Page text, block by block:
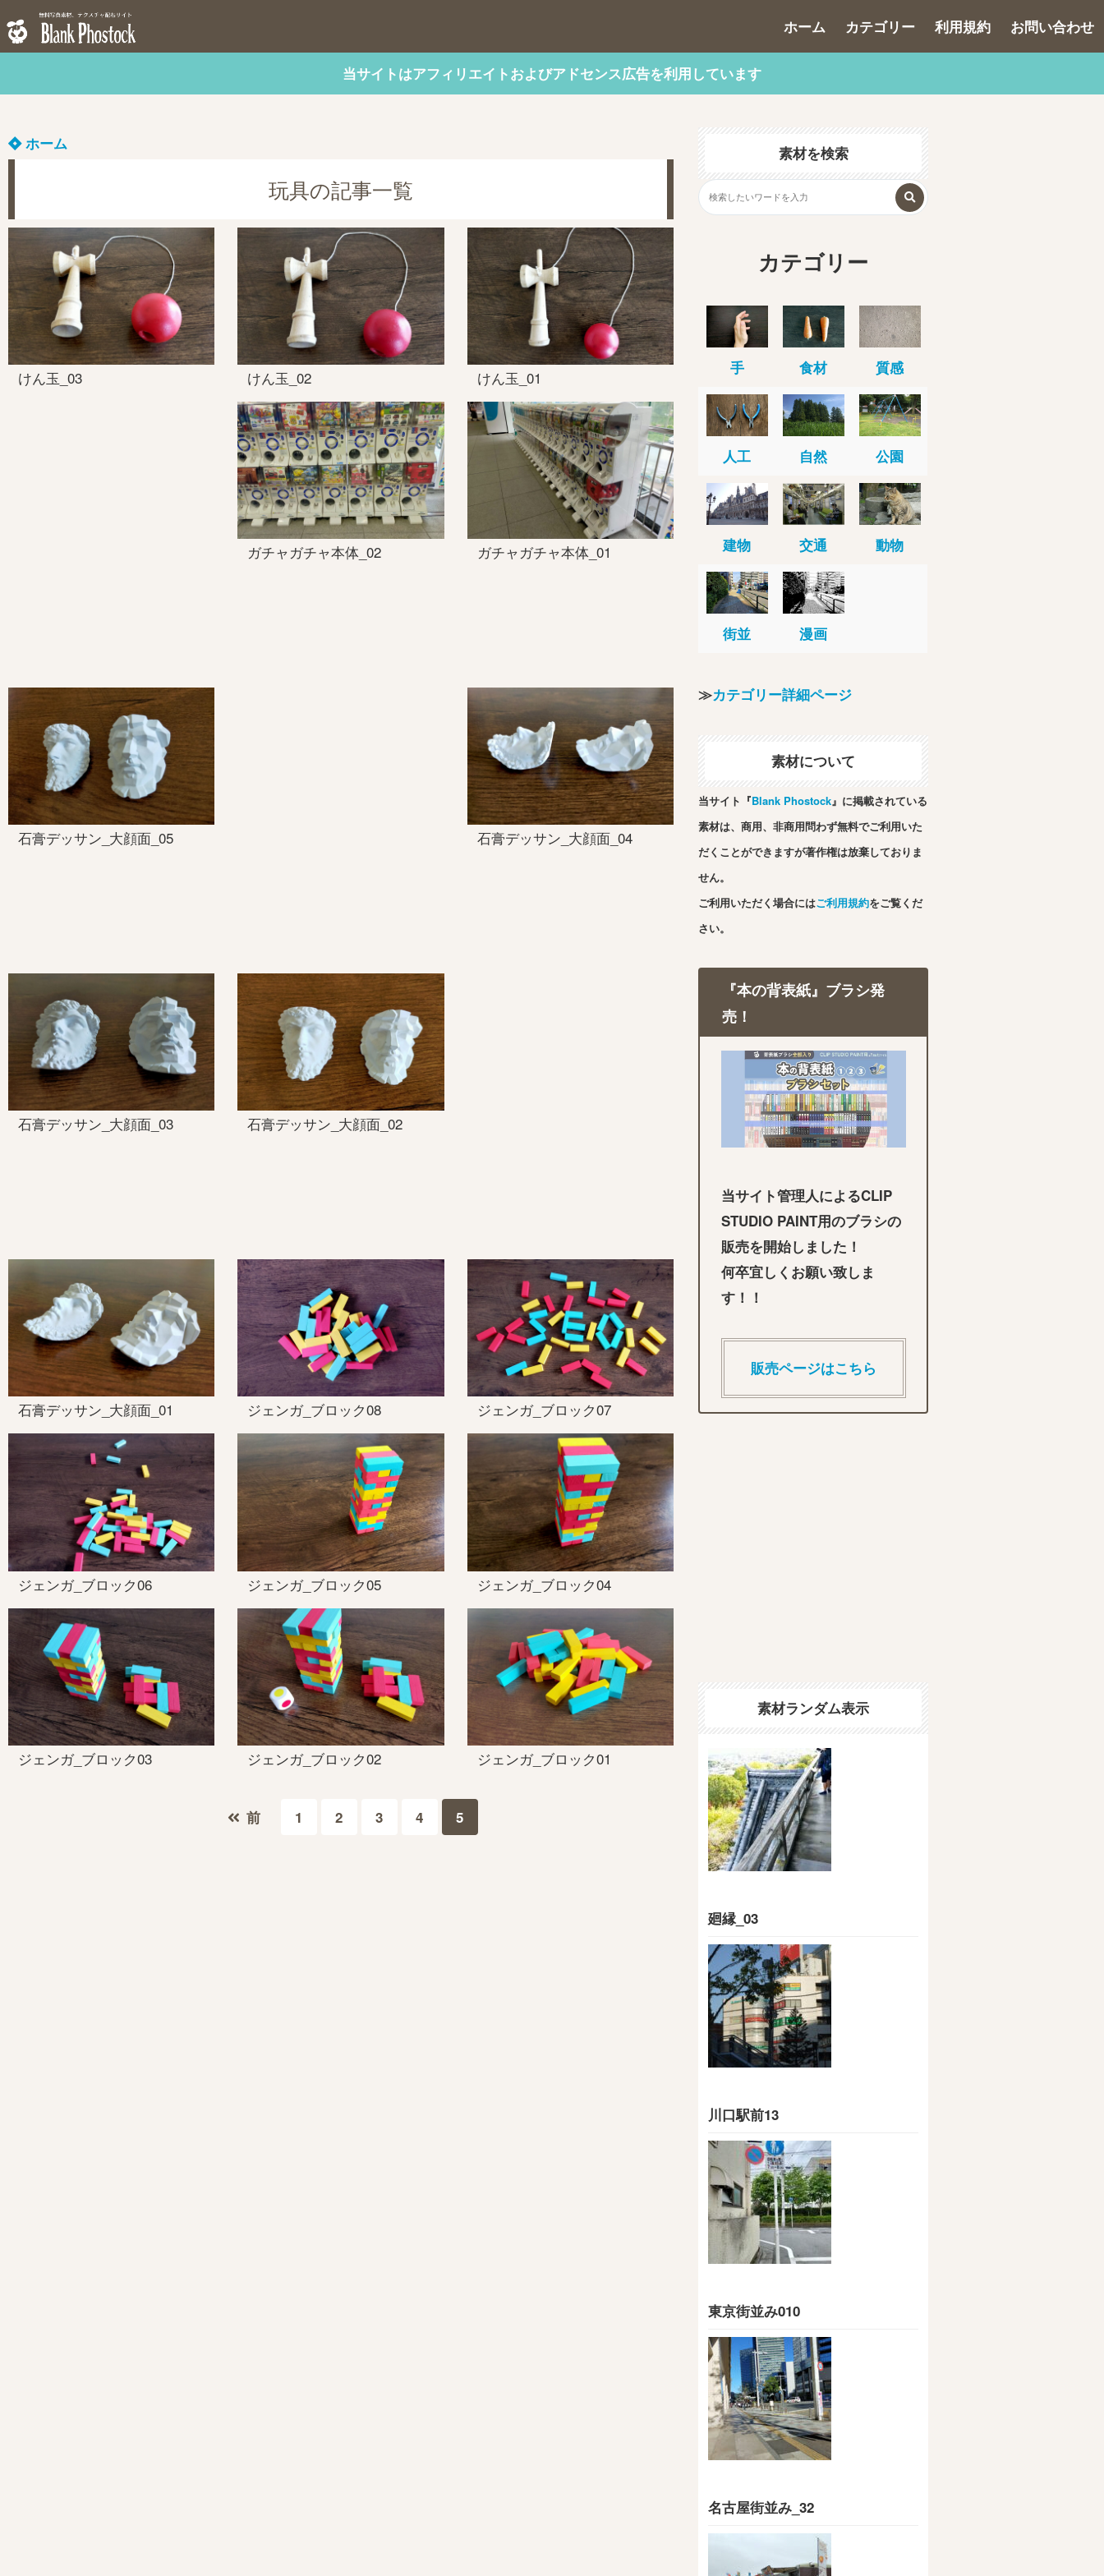
ホーム カテゴリー 利用規約 お問い合わせ
当サイトはアフィリエイトおよびアドセンス広告を利用しています
ホーム
玩具の記事一覧
けん玉_03 けん玉_02 けん玉_01
ガチャガチャ本体_02 ガチャガチャ本体_01
石膏デッサン_大顔面_05 石膏デッサン_大顔面_04
石膏デッサン_大顔面_03 石膏デッサン_大顔面_02
石膏デッサン_大顔面_01 ジェンガ_ブロック08 ジェンガ_ブロック07
ジェンガ_ブロック06 ジェンガ_ブロック05 ジェンガ_ブロック04
ジェンガ_ブロック03 ジェンガ_ブロック02 ジェンガ_ブロック01
前 1 2 3 4 5
素材を検索
カテゴリー
手 食材 質感
人工 自然 公園
建物 交通 動物
街並 漫画
≫カテゴリー詳細ページ
素材について
当サイト『Blank Phostock』に掲載されている
素材は、商用、非商用問わず無料でご利用いた
だくことができますが著作権は放棄しておりま
せん。
ご利用いただく場合にはご利用規約をご覧くだ
さい。
『本の背表紙』ブラシ発
売！
当サイト管理人によるCLIP
STUDIO PAINT用のブラシの
販売を開始しました！
何卒宜しくお願い致しま
す！！
販売ページはこちら
素材ランダム表示
廻縁_03
川口駅前13
東京街並み010
名古屋街並み_32